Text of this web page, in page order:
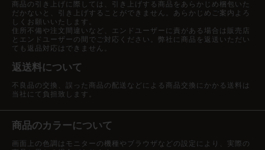
商品の引き上げに際しては、引き上げする商品をあらかじめ梱包いた
だかないと、引き上げすることができません。あらかじめご案内よろ
しくお願いいたします。
住所不備や注文間違いなど、エンドユーザーに責がある場合は販売店
とエンドユーザーの間でご対応ください。弊社に商品を返送いただい
ても返品対応はできません。
返送料について
不良品の交換、誤った商品の配送などによる商品交換にかかる送料は
当社にて負担致します。
商品のカラーについて
画面上の色調はモニターの機種やブラウザなどの設定により、実際の